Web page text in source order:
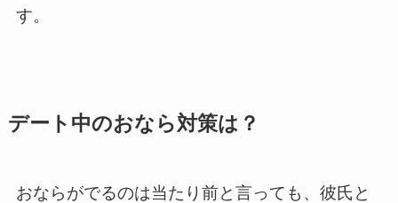
す。
デート中のおなら対策は？
おならがでるのは当たり前と言っても、彼氏と